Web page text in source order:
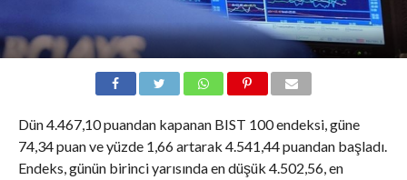
Dün 4.467,10 puandan kapanan BIST 100 endeksi, güne
74,34 puan ve yüzde 1,66 artarak 4.541,44 puandan başladı.
Endeks, günün birinci yarısında en düşük 4.502,56, en